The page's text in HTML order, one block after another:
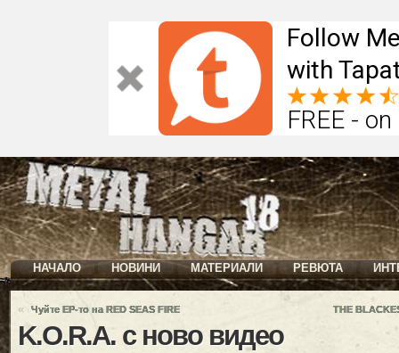
Follow
with
FREE -
НАЧАЛО НОВИНИ МАТЕРИАЛИ РЕВЮТА
« Чуйте EP-то на RED SEAS FIRE THE
K.O.R.A. с ново видео